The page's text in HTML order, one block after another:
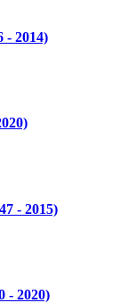
- 2014)
- 2015)
- 2020)